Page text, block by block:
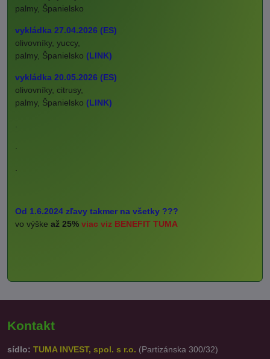
palmy, Španielsko
vykládka 27.04.2026 (ES)
olivovníky, yuccy,
palmy, Španielsko (LINK)
vykládka 20.05.2026 (ES)
olivovníky, citrusy,
palmy, Španielsko (LINK)
.
.
.
Od 1.6.2024 zľavy takmer na všetky ???
vo výške až 25% viac viz BENEFIT TUMA
Kontakt
sídlo: TUMA INVEST, spol. s r.o. (Partizánska 300/32)